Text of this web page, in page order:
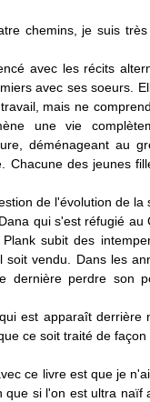
chemins, je suis
avec les récits
avec ses soeurs.
mais ne
une vie
déménageant au
Chacune des jeunes
de l'évolution de
qui s'est réfugié
subit des
soit vendu. Dans les
dernière perdre son
est apparaît derrière
ce soit traité de façon
ce livre est que je
si l'on est ultra naïf